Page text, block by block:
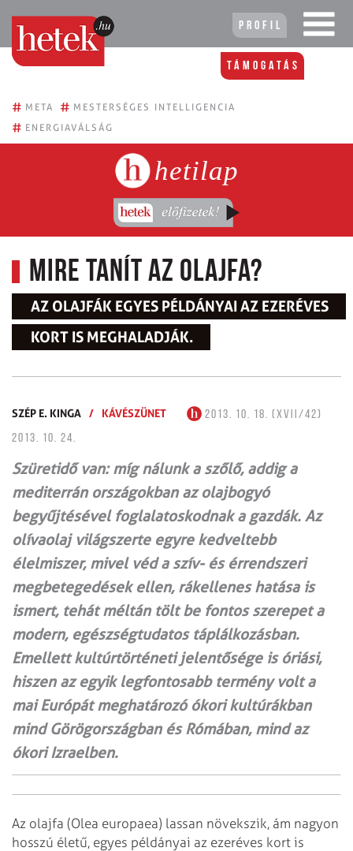
Profil
Támogatás
# META # MESTERSÉGES INTELLIGENCIA
# ENERGIAVÁLSÁG
hetilap
Mire tanít az olajfa?
AZ OLAJFÁK EGYES PÉLDÁNYAI AZ EZERÉVES
KORT IS MEGHALADJÁK.
SZÉP E. KINGA / KÁVÉSZÜNET
2013. 10. 18. (XVII/42)
2013. 10. 24.
Szüretidő van: míg nálunk a szőlő, addig a
mediterrán országokban az olajbogyó
begyűjtésével foglalatoskodnak a gazdák. Az
olíva­olaj világszerte egyre kedveltebb
élelmiszer, mivel véd a szív- és érrendszeri
megbetegedések ellen, rákellenes hatása is
ismert, tehát méltán tölt be fontos szerepet a
modern, egészség­tudatos táplálkozásban.
Emellett kultúrtörténeti jelentősége is óriási,
hiszen az egyik legfontosabb termény volt a
mai Európát meghatározó ókori kultúrákban
mind Görögországban és Rómában, mind az
ókori Izraelben.
Az olajfa (Olea europaea) lassan növekszik, ám nagyon
hosszú életű, egyes példányai az ezer­éves kort is